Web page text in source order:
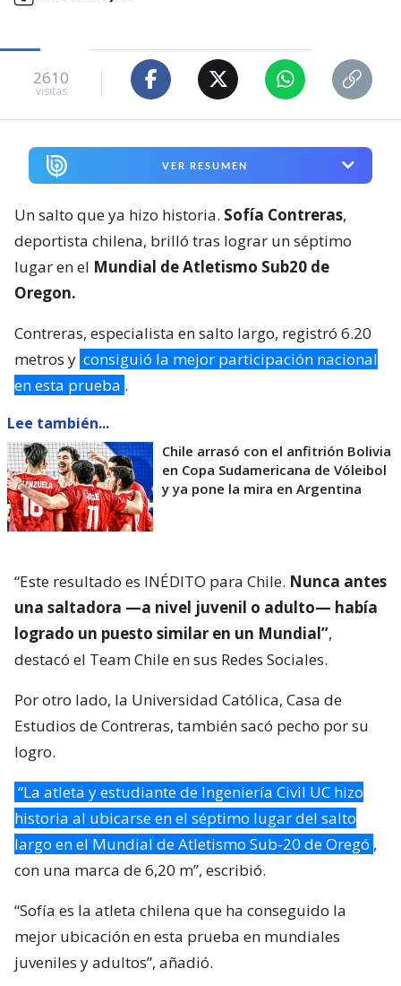
2610
visitas
VER RESUMEN
Un salto que ya hizo historia. Sofía Contreras,
deportista chilena, brilló tras lograr un séptimo
lugar en el Mundial de Atletismo Sub20 de
Oregon.
Contreras, especialista en salto largo, registró 6.20
metros y consiguió la mejor participación nacional
en esta prueba .
Lee también...
Chile arrasó con el anfitrión Bolivia
en Copa Sudamericana de Vóleibol
y ya pone la mira en Argentina
“Este resultado es INÉDITO para Chile. Nunca antes
una saltadora —a nivel juvenil o adulto— había
logrado un puesto similar en un Mundial”,
destacó el Team Chile en sus Redes Sociales.
Por otro lado, la Universidad Católica, Casa de
Estudios de Contreras, también sacó pecho por su
logro.
“La atleta y estudiante de Ingeniería Civil UC hizo
historia al ubicarse en el séptimo lugar del salto
largo en el Mundial de Atletismo Sub-20 de Oregó ,
con una marca de 6,20 m”, escribió.
“Sofía es la atleta chilena que ha conseguido la
mejor ubicación en esta prueba en mundiales
juveniles y adultos”, añadió.